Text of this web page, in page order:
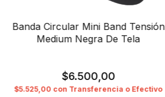
Banda Circular Mini Band Tensión
Medium Negra De Tela
$6.500,00
$5.525,00 con Transferencia o Efectivo